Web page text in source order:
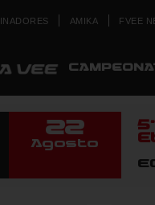
AMIKA FVEE
22
Agosto
5ª